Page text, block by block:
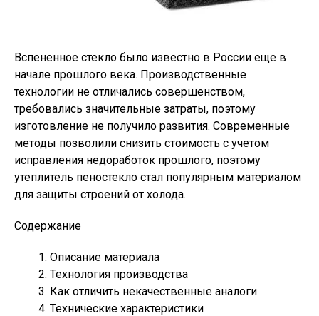
Вспененное стекло было известно в России еще в
начале прошлого века. Производственные
технологии не отличались совершенством,
требовались значительные затраты, поэтому
изготовление не получило развития. Современные
методы позволили снизить стоимость с учетом
исправления недоработок прошлого, поэтому
утеплитель пеностекло стал популярным материалом
для защиты строений от холода.
Содержание
Описание материала
Технология производства
Как отличить некачественные аналоги
Технические характеристики